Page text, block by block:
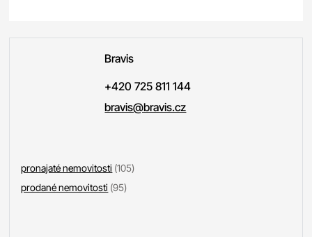
Bravis
+420 725 811 144
bravis@bravis.cz
pronajaté nemovitosti (105)
prodané nemovitosti (95)